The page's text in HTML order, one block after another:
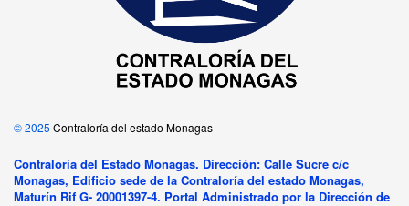
© 2025 Contraloría del estado Monagas
Contraloría del Estado Monagas. Dirección: Calle Sucre c/c
Monagas, Edificio sede de la Contraloría del estado Monagas,
Maturín Rif G- 20001397-4. Portal Administrado por la Dirección de